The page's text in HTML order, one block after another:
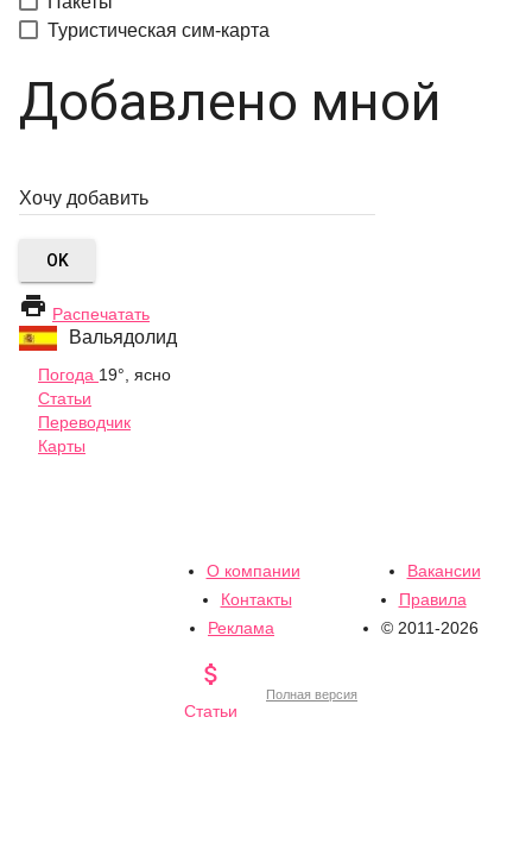
Туристическая сим-карта
Добавлено мной
OK
 Распечатать
Вальядолид
Погода 19°, ясно
Статьи
Переводчик
Карты
О компании
Вакансии
Контакты
Правила
Реклама
© 2011-2026

Статьи
Полная версия